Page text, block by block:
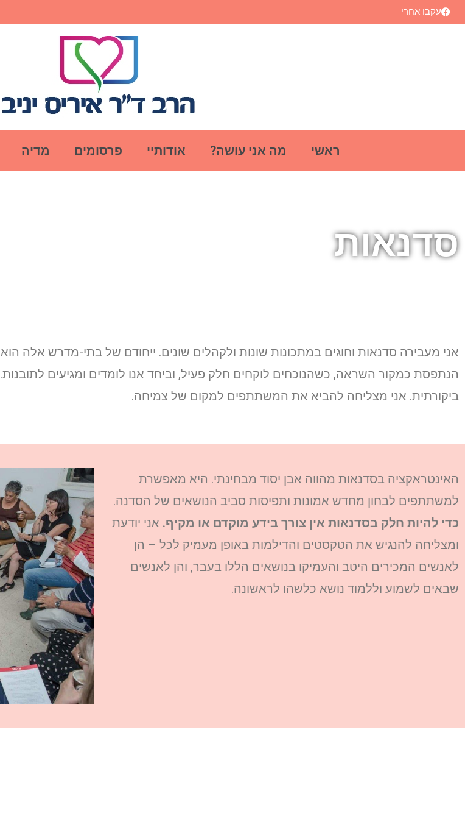
עקבו אחרי
ראשי מה אני עושה? אודותיי פרסומים מדיה
סדנאות
אני מעבירה סדנאות וחוגים במתכונות שונות ולקהלים שונים. ייחודם של בתי-מדרש אלה הוא
הנתפסת כמקור השראה, כשהנוכחים לוקחים חלק פעיל, וביחד אנו לומדים ומגיעים לתובנות.
ביקורתית. אני מצליחה להביא את המשתתפים למקום של צמיחה.
האינטראקציה בסדנאות מהווה אבן יסוד מבחינתי. היא מאפשרת
למשתתפים לבחון מחדש אמונות ותפיסות סביב הנושאים של הסדנה.
כדי להיות חלק בסדנאות אין צורך בידע מוקדם או מקיף. אני יודעת
ומצליחה להנגיש את הטקסטים והדילמות באופן מעמיק לכל – הן
לאנשים המכירים היטב והעמיקו בנושאים הללו בעבר, והן לאנשים
שבאים לשמוע וללמוד נושא כלשהו לראשונה.